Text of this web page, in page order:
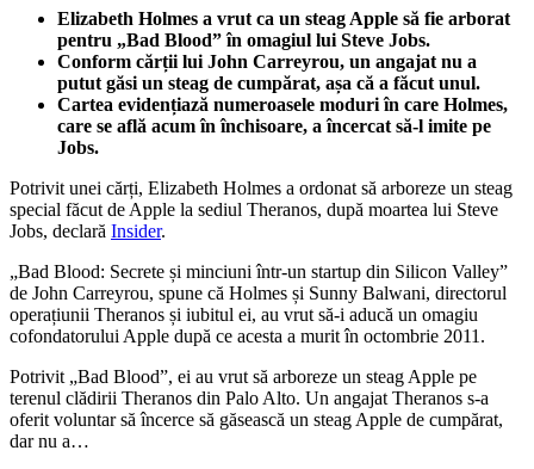
Elizabeth Holmes a vrut ca un steag Apple să fie arborat
pentru „Bad Blood” în omagiul lui Steve Jobs.
Conform cărții lui John Carreyrou, un angajat nu a
putut găsi un steag de cumpărat, așa că a făcut unul.
Cartea evidențiază numeroasele moduri în care Holmes,
care se află acum în închisoare, a încercat să-l imite pe
Jobs.
Potrivit unei cărți, Elizabeth Holmes a ordonat să arboreze un steag
special făcut de Apple la sediul Theranos, după moartea lui Steve
Jobs, declară Insider.
„Bad Blood: Secrete și minciuni într-un startup din Silicon Valley”
de John Carreyrou, spune că Holmes și Sunny Balwani, directorul
operațiunii Theranos și iubitul ei, au vrut să-i aducă un omagiu
cofondatorului Apple după ce acesta a murit în octombrie 2011.
Potrivit „Bad Blood”, ei au vrut să arboreze un steag Apple pe
terenul clădirii Theranos din Palo Alto. Un angajat Theranos s-a
oferit voluntar să încerce să găsească un steag Apple de cumpărat,
dar nu a…